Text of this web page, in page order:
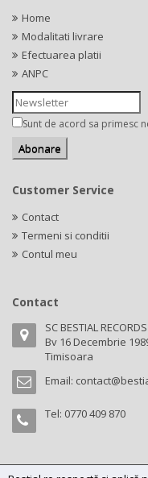
Home
Modalitati livrare
Efectuarea platii
ANPC
Sunt de acord sa primesc
Customer Service
Contact
Termeni si conditii
Contul meu
Contact
SC BESTIAL
Bv 16 Decembrie
Timisoara
Email:
Tel: 0770 409 870